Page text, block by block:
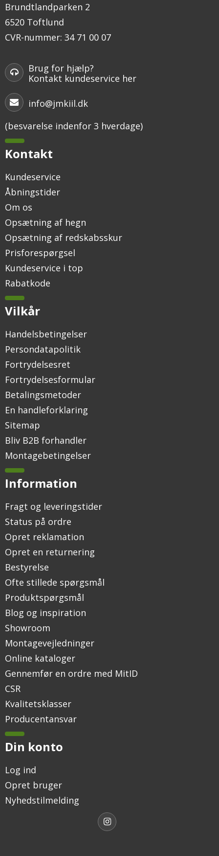
Brundtlandparken 2
6520 Toftlund
CVR-nummer: 34 71 00 07
Brug for hjælp?
Kontakt kundeservice her
info@jmkiil.dk
(besvarelse indenfor 3 hverdage)
Kontakt
Kundeservice
Åbningstider
Om os
Opsætning af hegn
Opsætning af redskabsskur
Prisforespørgsel
Kundeservice i top
Rabatkode
Vilkår
Handelsbetingelser
Persondatapolitik
Fortrydelsesret
Fortrydelsesformular
Betalingsmetoder
En handleforklaring
Sitemap
Bliv B2B forhandler
Montagebetingelser
Information
Fragt og leveringstider
Status på ordre
Opret reklamation
Opret en returnering
Bestyrelse
Ofte stillede spørgsmål
Produktspørgsmål
Blog og inspiration
Showroom
Montagevejledninger
Online kataloger
Gennemfør en ordre med MitID
CSR
Kvalitetsklasser
Producentansvar
Din konto
Log ind
Opret bruger
Nyhedstilmelding